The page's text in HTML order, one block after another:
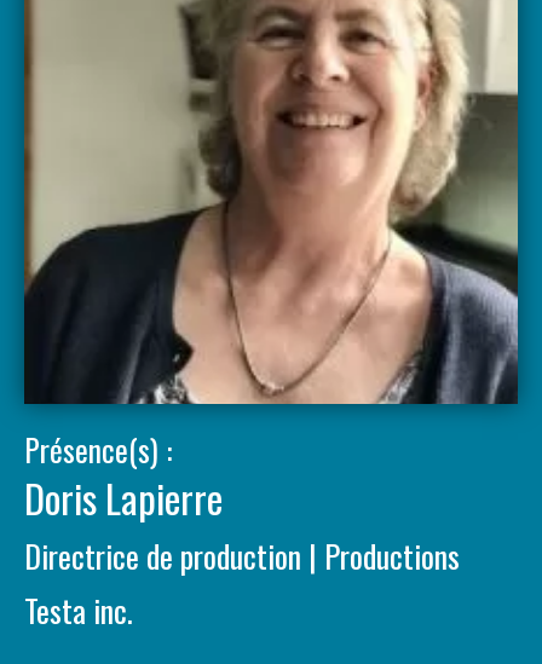
Présence(s) :
Doris Lapierre
Directrice de production | Productions
Testa inc.